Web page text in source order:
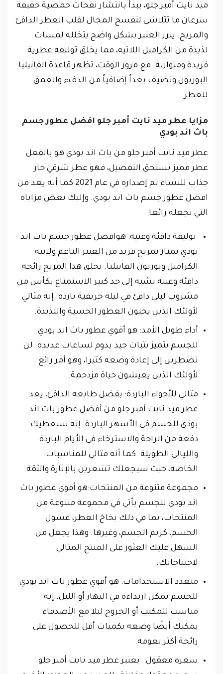
ميد نايت أمبر جلو، يبدأ بانتشار نفحات حمضية خفيفة
سرعان ما تتلاشى لتفسح المجال لقلب العطر الدافئ
والمريح. يبرز العنبر بشكل واضح يتخلله لمسات
لذيذة من الكراميل اللاتيه، مما يخلق توليفة عطرية
فريدة ومتوازنة. مع مرور الوقت، تظهر قاعدة الفانيليا
البوربون وتضيف بعداً إضافياً من الدفء والعمق
للعطر.
مزايا عطر ميد نايت أمبر جلو افضل عطور جسم
باث اند بودي
عطر ميد نايت أمبر جلو من باث اند بودي هو بالفعل
عطر مميز يستحق التفصيل، فهو عطر شرقي حار
جذاب للنساء تم إصداره في عام 2021 كما أنه يعد من
افضل عطور جسم باث اند بودي. وإليك بعض مزاياه
التي تجعله رائعا:
توليفة دافئة وغنية: هوافضل عطور جسم باث اند
بودي يمتاز بمزيج فريد من العنبر الناعم ولاتيه
الكراميل وبوربون الفانيليا. يخلق هذا المزيج رائحة
دافئة وغنية تشبه إلى حد كبير الاستمتاع بكأس من
مشروب ليلي دافئ في ليلة خريفية باردة. إنه مثالي
لأولئك الذين يحبون العطور الحسية واللذيذة.
أداء طويل الأمد: هو أقوي عطور باث اند بودي
للجسم يتميز بثبات جيد يدوم لساعات عديدة. لن
تضطرين إلى إعادة وضعه كثيرا، وهو أمر رائع
لأولئك الذين يعيشون حياة مزدحمة.
مثالي للأجواء الباردة: بفضل طابعه الدافئ، يعد
عطر ميد نايت أمبر جلو من أفضل عطور باث اند
بودي للجسم في الأشهر الباردة. إنه سيعطيك
دفعة من الراحة والاسترخاء في الأيام الباردة
والليالي الطويلة. كما أنه مثالي للمناسبات
الخاصة، حيث سيجعلك تشعرين بالإثارة والثقة.
مجموعة متنوعة من المنتجات:هو أقوي عطور باث
اند بودي للجسم يأتي في مجموعة متنوعة من
المنتجات، بما في ذلك بخاخ العطر، غسول
الجسم، كريم الجسم، وغيرها. وهذا يجعل من
السهل عليك العثور على المنتج المثالي
لاحتياجاتك.
متعدد الاستخدامات: هو أقوي عطور باث اند بودي
للجسم يمكن ارتداءه في النهار أو الليل. إنه
مناسب للمكتب أو الخروج ليلا مع الأصدقاء.
يمكنك أيضًا وضعه بكميات أقل للحصول على
رائحة أكثر نعومة.
سعره معقول: يعتبر عطر ميد نايت أمبر جلو